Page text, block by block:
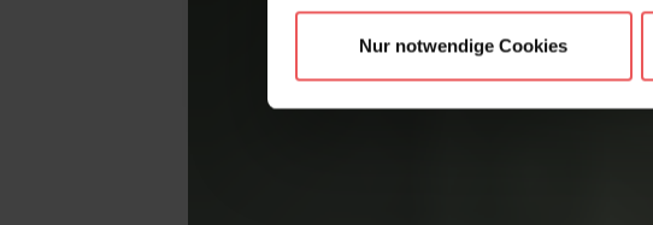
Nur notwendige Cookies